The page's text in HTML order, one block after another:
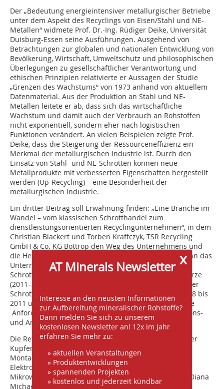
Der „Bedeutung energieintensiver metallurgischer Betriebe
unter dem Aspekt des Recyclings von Eisen/Stahl und NE-
Metallen“ widmete Prof. Dr.-Ing. Rüdiger Deike, Universität
Duisburg-Essen seine Ausführungen. Ausgehend von
Betrachtungen zur globalen und nationalen Entwicklung von
Bevölkerung, Wirtschaft, Umweltschutz und philosophischen
Überlegungen zu gesellschaftlicher Verantwortung und
ethischen Prinzipien relativierte er Aussagen der Studie
„Grenzen des Wachstums“ von 1973 anhand von aktuellem
Datenmaterial. Aus der Produktion an Stahl und NE-
Metallen leitete er ab, dass sich das wirtschaftliche
Wachstum und damit auch der ­Verbrauch an Rohstoffen
nicht exponentiell, sondern eher nach logistischen
Funktionen verändert. An vielen Beispielen zeigte Prof.
Deike, dass die Steigerung der Ressourceneffizienz ein
Merkmal der metallurgischen Industrie ist. Durch den
Einsatz von Stahl- und NE-Schrotten können neue
Metallprodukte mit verbesserten Eigenschaften hergestellt
werden (Up-Recycling) – eine Besonderheit der
metallurgischen Industrie.
Ein dritter Beitrag soll Erwähnung finden: „Eine Branche im
Wandel – vom klassischen Schrotthandel zum
dienstleistungsorientierten Recyclingunternehmen“, in dem
Christian Blackert und Torben Kraffczyk, TSR Recycling
GmbH & Co. KG Bottrop den Weg des Unternehmens und
die Herausforderungen, die heute im globalen Markt an das
Unternehmen gestellt werden, aufzeigte. Auch die
Schrottunternehmen leiden unter dem Preisfall der Erze
(2011–2015 um 78 %) und der drastischen Erhöhung der
Schrottpreise (kontinuierliche Preissteigerung von 2008 bis
2011 um ca. 200 %). Hinzukommen erhöhte gesetzliche
Anforderungen hinsichtlich Abfall-, Wasser-, Immissions-
und Arbeitsschutzrecht.
Die Referate „Recyclingmethoden für Reststoffe aus der
Kupfermetallurgie“ (Dipl.-Ing. Stephan Steinacker,
Montanuniversität Leoben) oder „Rückgewinnung von
Elektronikmetallen aus Solarpanel-Schrott durch
Mikrowellen unterstützte Vakuumdestillation“ (M. Sc. Diana
Michaelis, RWTH Aachen) sind weitere Beispiele wie
x
AT Minerals Newsletter
Interesse an den neusten Informationen
zur Aufbereitung mineralischer Rohstoffe?
Dann melden Sie sich zu unserem
kostenlosen Newsletter an! 12x im Jahr
erfahren Sie mehr zu:
» aktuellen Veranstaltungen
» Produktentwicklungen
» spannenden Projekten
» kostenlos und jederzeit kündbar